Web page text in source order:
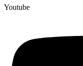
Youtube